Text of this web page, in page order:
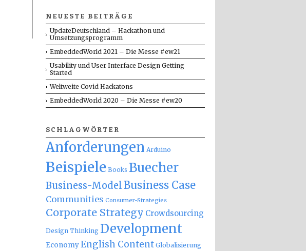
NEUESTE BEITRÄGE
UpdateDeutschland – Hackathon und
Umsetzungsprogramm
EmbeddedWorld 2021 – Die Messe #ew21
Usability und User Interface Design Getting
Started
Weltweite Covid Hackatons
EmbeddedWorld 2020 – Die Messe #ew20
SCHLAGWÖRTER
Anforderungen Arduino
Beispiele Books Buecher
Business-Model Business Case
Communities Consumer-Strategies
Corporate Strategy Crowdsourcing
Design Thinking Development
EconomyEnglish Content Globalisierung